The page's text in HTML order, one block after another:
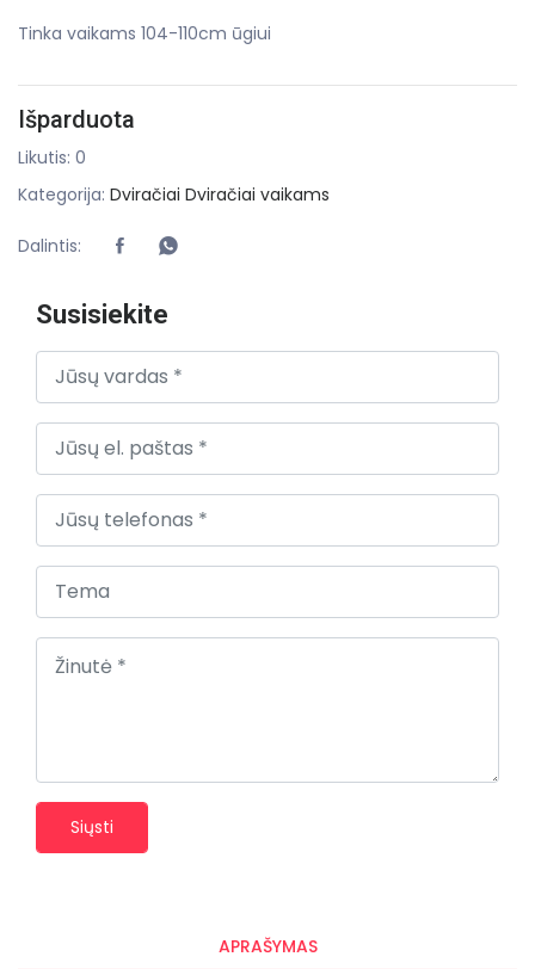
Tinka vaikams 104-110cm ūgiui
Išparduota
Likutis: 0
Kategorija: Dviračiai Dviračiai vaikams
Dalintis:
Susisiekite
Siųsti
APRAŠYMAS